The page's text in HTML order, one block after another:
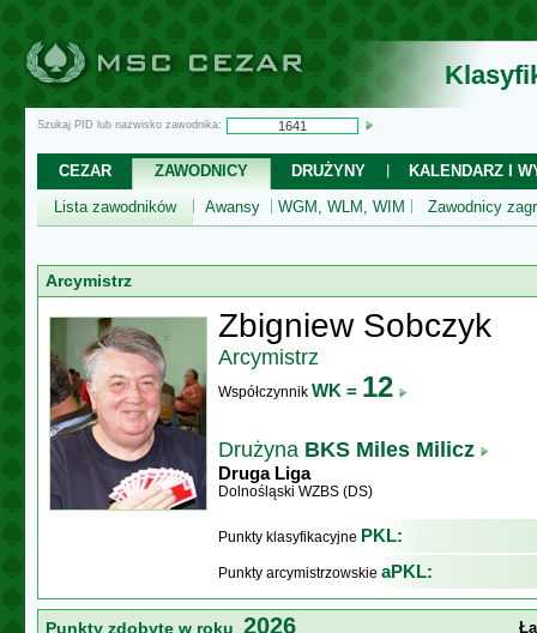
Szukaj PID lub nazwisko zawodnika:
CEZAR ZAWODNICY DRUŻYNY
KALENDARZ I
Lista zawodników
Awansy WGM, WLM, WIM Zawodnicy
Arcymistrz
Zbigniew Sobczyk
Arcymistrz
Współczynnik WK = 12
Drużyna BKS Miles Milicz
Druga Liga
Dolnośląski WZBS (DS)
Punkty klasyfikacyjne PKL:
Punkty arcymistrzowskie aPKL:
Punkty zdobyte w roku 2026